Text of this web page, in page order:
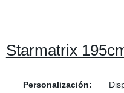
Starmatrix
Personalización: